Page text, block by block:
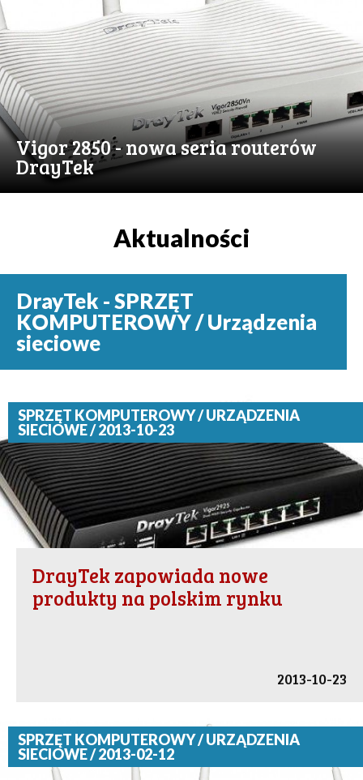
Vigor 2850 - nowa seria routerów
DrayTek
Aktualności
DrayTek - SPRZĘT
KOMPUTEROWY / Urządzenia
sieciowe
SPRZĘT KOMPUTEROWY / URZĄDZENIA
SIECIOWE / 2013-10-23
DrayTek zapowiada nowe
produkty na polskim rynku
2013-10-23
SPRZĘT KOMPUTEROWY / URZĄDZENIA
SIECIOWE / 2013-02-12